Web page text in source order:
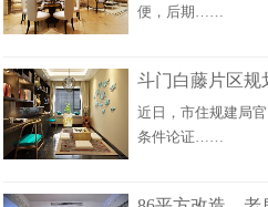
便，后期……
斗门白藤片区规
近日，市住规建局
条件论证……